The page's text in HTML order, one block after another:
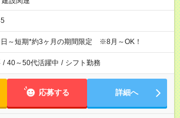
日～短期*約3ヶ月の期間限定 ※8月～OK！
/ 40～50代活躍中 / シフト勤務
応募する 詳細へ